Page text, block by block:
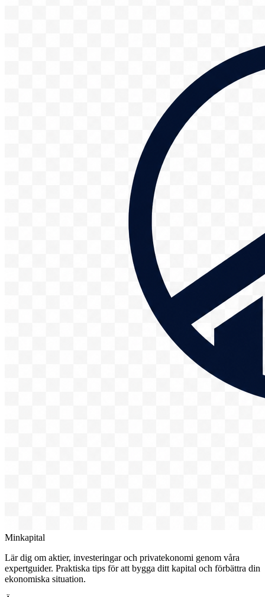
Minkapital
Lär dig om aktier, investeringar och privatekonomi genom våra
expertguider. Praktiska tips för att bygga ditt kapital och förbättra din
ekonomiska situation.